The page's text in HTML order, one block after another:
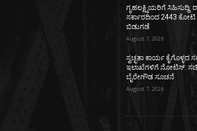
ಗೃಹಲಕ್ಷ್ಮಿಯರಿಗೆ ಸಿಹಿಸುದ್ದಿ:
ಸರ್ಕಾರದಿಂದ 2443
ಬಿಡುಗಡೆ
August 7, 2026
ಸ್ವಚ್ಛತಾ ಕಾರ್ಯ ಕೈಗೊಳ್ಳದ
ಇಲಾಖೆಗಳಿಗೆ ನೋಟಿಸ್: ಸಚಿವ
ಬೈರೇಗೌಡ ಸೂಚನೆ
August 7, 2026